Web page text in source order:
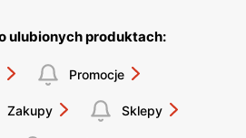
ulubionych produktach:
Promocje
Zakupy Sklepy